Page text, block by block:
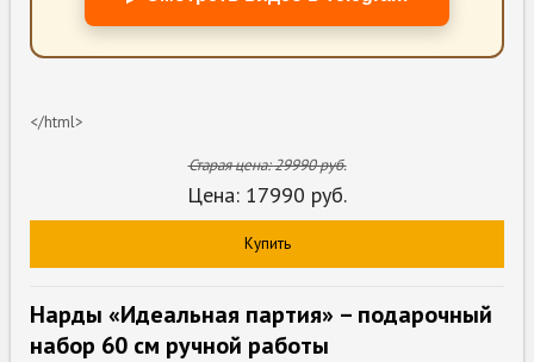
</html>
Старая цена:29990руб.
Цена: 17990 руб.
Купить
Нарды «Идеальная партия» – подарочный
набор 60 см ручной работы